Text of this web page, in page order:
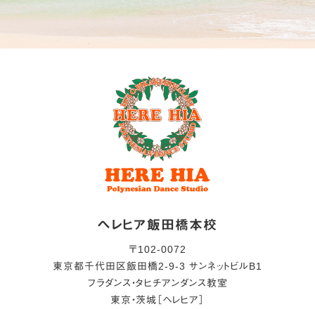
ヘレヒア飯田橋本校
〒102-0072
東京都千代田区飯田橋2-9-3 サンネットビルB1
フラダンス・タヒチアンダンス教室
東京・茨城［ヘレヒア］